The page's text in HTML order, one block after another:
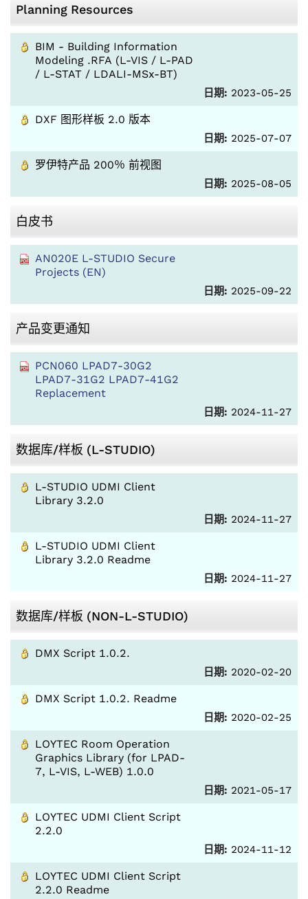
Planning Resources
BIM - Building Information
Modeling .RFA (L-VIS / L-PAD
/ L-STAT / LDALI-MSx-BT)
日期: 2023-05-25
DXF 图形样板 2.0 版本
日期: 2025-07-07
罗伊特产品 200％ 前视图
日期: 2025-08-05
白皮书
AN020E L-STUDIO Secure
Projects (EN)
日期: 2025-09-22
产品变更通知
PCN060 LPAD7-30G2
LPAD7-31G2 LPAD7-41G2
Replacement
日期: 2024-11-27
数据库/样板 (L-STUDIO)
L-STUDIO UDMI Client
Library 3.2.0
日期: 2024-11-27
L-STUDIO UDMI Client
Library 3.2.0 Readme
日期: 2024-11-27
数据库/样板 (NON-L-STUDIO)
DMX Script 1.0.2.
日期: 2020-02-20
DMX Script 1.0.2. Readme
日期: 2020-02-25
LOYTEC Room Operation
Graphics Library (for LPAD-
7, L-VIS, L-WEB) 1.0.0
日期: 2021-05-17
LOYTEC UDMI Client Script
2.2.0
日期: 2024-11-12
LOYTEC UDMI Client Script
2.2.0 Readme